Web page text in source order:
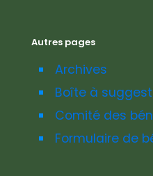
Autres pages
Archives
Boîte à
Comité des
Formulaire de